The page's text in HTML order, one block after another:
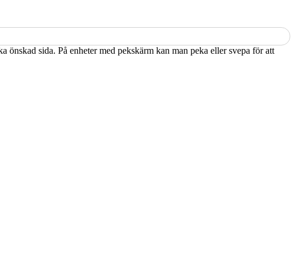
sida. På enheter med pekskärm kan man peka eller svepa för att